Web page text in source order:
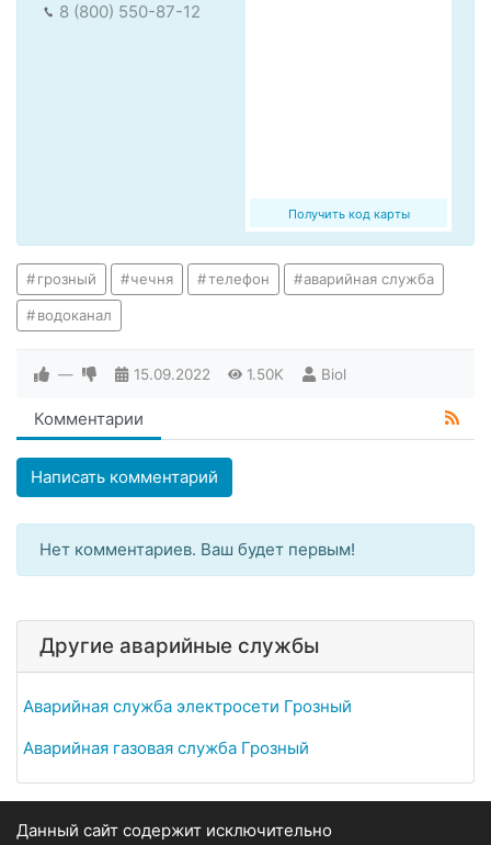
Получить код карты
8 (800) 550-87-12
грозный чечня телефон аварийная служба
водоканал
— 15.09.2022 1.50K Biol
Комментарии
Написать комментарий
Нет комментариев. Ваш будет первым!
Другие аварийные службы
Аварийная служба электросети Грозный
Аварийная газовая служба Грозный
Данный сайт содержит исключительно